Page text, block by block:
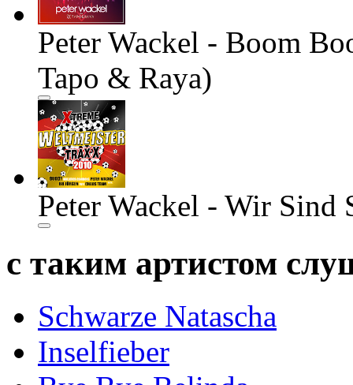
Peter Wackel - Boom
Tapo & Raya)
Peter Wackel - Wir Sind
с таким артистом
Schwarze Natascha
Inselfieber